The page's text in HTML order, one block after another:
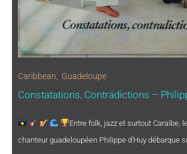
Caribbean Guadeloupe
Constatations, Contradictions –
Entre folk, jazz et surtout Caraïbe,
chanteur guadeloupéen Philippe d’Huy débarque